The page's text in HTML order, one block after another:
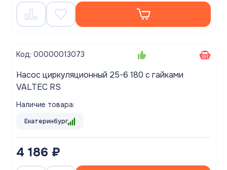
Код: 00000013073
Насос циркуляционный 25-6 180 с гайками
VALTEC RS
Наличие товара:
Екатеринбург
4 186 ₽